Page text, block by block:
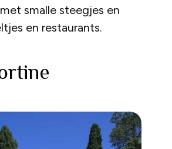
smalle steegjes en
en restaurants.